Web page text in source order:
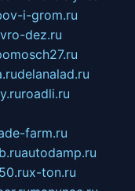
i-grom.ru
dez.ru
delanalad.ru
roadli.ru
farm.ru
autodamp.ru
x-ton.ru